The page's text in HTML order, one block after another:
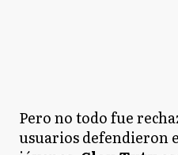
Pero no todo fue
usuarios defendieron